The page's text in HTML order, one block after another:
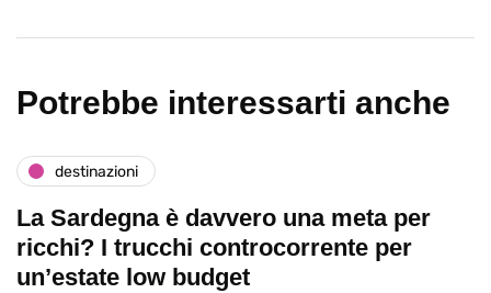
Potrebbe interessarti anche
destinazioni
La Sardegna è davvero una meta per
ricchi? I trucchi controcorrente per
un’estate low budget